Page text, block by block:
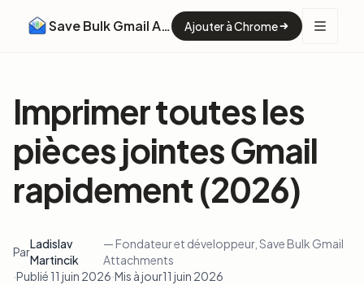
Save Bulk Gmail Attachments Ajouter à Chrome
Imprimer toutes les
pièces jointes Gmail
rapidement (2026)
Par
Ladislav
Martincik
— Fondateur et développeur, Save Bulk Gmail
Attachments
·Publié 11 juin 2026·Mis à jour11 juin 2026